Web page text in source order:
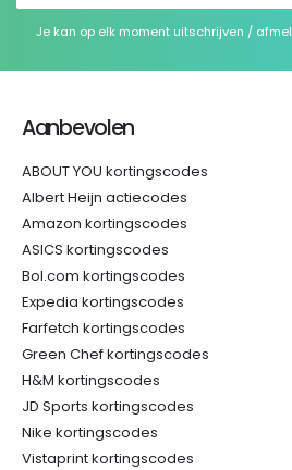
Je kan op elk moment uitschrijven /
Aanbevolen
ABOUT YOU kortingscodes
Albert Heijn actiecodes
Amazon kortingscodes
ASICS kortingscodes
Bol.com kortingscodes
Expedia kortingscodes
Farfetch kortingscodes
Green Chef kortingscodes
H&M kortingscodes
JD Sports kortingscodes
Nike kortingscodes
Vistaprint kortingscodes